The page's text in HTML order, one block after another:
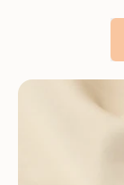
Prix normal